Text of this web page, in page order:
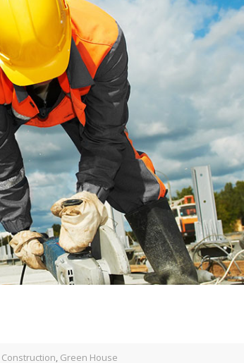
Construction, Green House